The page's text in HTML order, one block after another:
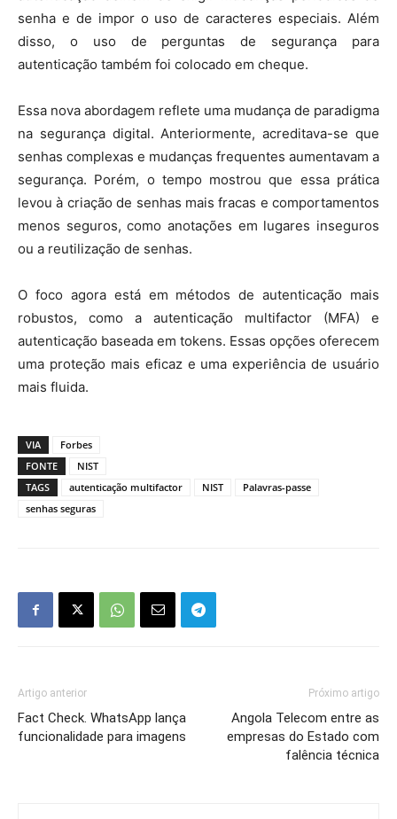
senha e de impor o uso de caracteres especiais. Além
disso, o uso de perguntas de segurança para
autenticação também foi colocado em cheque.
Essa nova abordagem reflete uma mudança de paradigma
na segurança digital. Anteriormente, acreditava-se que
senhas complexas e mudanças frequentes aumentavam a
segurança. Porém, o tempo mostrou que essa prática
levou à criação de senhas mais fracas e comportamentos
menos seguros, como anotações em lugares inseguros
ou a reutilização de senhas.
O foco agora está em métodos de autenticação mais
robustos, como a autenticação multifactor (MFA) e
autenticação baseada em tokens. Essas opções oferecem
uma proteção mais eficaz e uma experiência de usuário
mais fluida.
VIA
Forbes
FONTE
NIST
TAGS
autenticação multifactor NIST
Palavras-passe
senhas seguras
Artigo anterior
Fact Check. WhatsApp lança
funcionalidade para imagens
Próximo artigo
Angola Telecom entre as
empresas do Estado com
falência técnica